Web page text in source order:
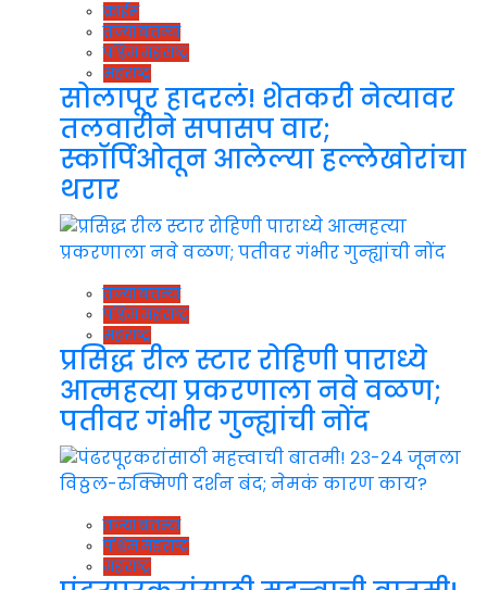
क्राईम
ताज्या बातम्या
पश्चिम महाराष्ट्र
महाराष्ट्र
सोलापूर हादरलं! शेतकरी नेत्यावर
तलवारीने सपासप वार;
स्कॉर्पिओतून आलेल्या हल्लेखोरांचा
थरार
ताज्या बातम्या
पश्चिम महाराष्ट्र
महाराष्ट्र
प्रसिद्ध रील स्टार रोहिणी पाराध्ये
आत्महत्या प्रकरणाला नवे वळण;
पतीवर गंभीर गुन्ह्यांची नोंद
ताज्या बातम्या
पश्चिम महाराष्ट्र
महाराष्ट्र